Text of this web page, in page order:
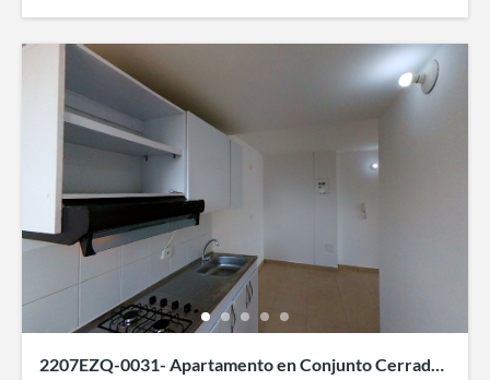
2207EZQ-0031- Apartamento en Conjunto Cerrado